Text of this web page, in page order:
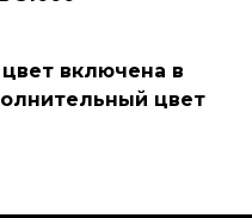
включена в
цвет